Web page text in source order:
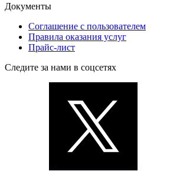
Документы
Соглашение с пользователем
Правила оказания услуг
Прайс-лист
Следите за нами в соцсетях